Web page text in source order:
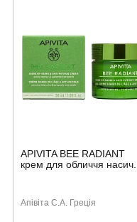
APIVITA BEE RADIANT
крем для обличчя насич...
Апівіта С.А. Греція